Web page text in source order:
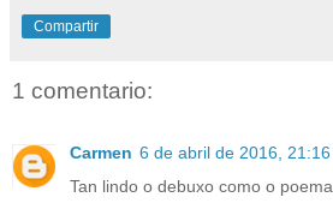
Compartir
1 comentario:
Carmen 6 de abril de 2016, 21:16
Tan lindo o debuxo como o poema.